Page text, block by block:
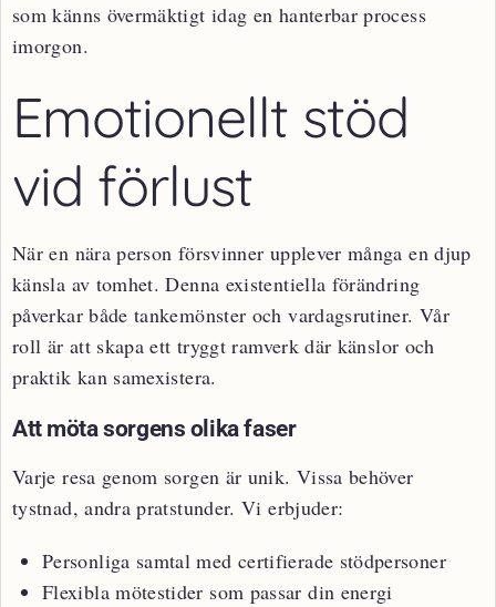
som känns övermäktigt idag en hanterbar process
imorgon.
Emotionellt stöd
vid förlust
När en nära person försvinner upplever många en djup
känsla av tomhet. Denna existentiella förändring
påverkar både tankemönster och vardagsrutiner. Vår
roll är att skapa ett tryggt ramverk där känslor och
praktik kan samexistera.
Att möta sorgens olika faser
Varje resa genom sorgen är unik. Vissa behöver
tystnad, andra pratstunder. Vi erbjuder:
Personliga samtal med certifierade stödpersoner
Flexibla mötestider som passar din energi